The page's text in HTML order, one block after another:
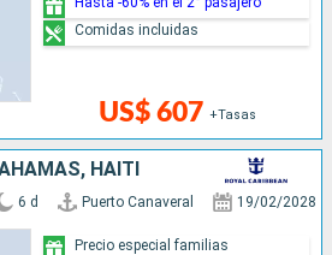
US$ 607 +Tasas
Comidas incluidas
HAITI
6 d Puerto Canaveral 19/02/2028
Precio especial familias